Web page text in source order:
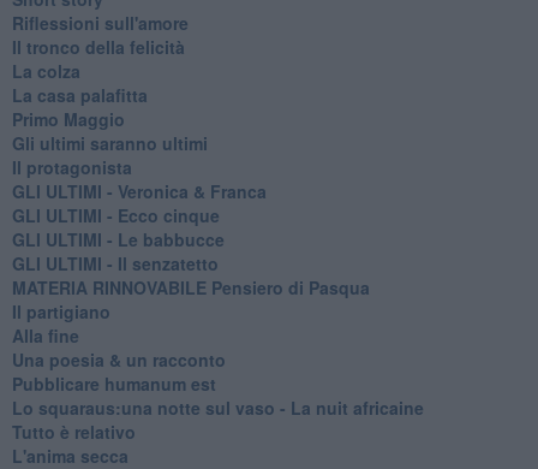
Riflessioni sull'amore
Il tronco della felicità
La colza
La casa palafitta
Primo Maggio
Gli ultimi saranno ultimi
Il protagonista
GLI ULTIMI - Veronica & Franca
GLI ULTIMI - Ecco cinque
GLI ULTIMI - Le babbucce
GLI ULTIMI - Il senzatetto
MATERIA RINNOVABILE Pensiero di Pasqua
Il partigiano
Alla fine
Una poesia & un racconto
Pubblicare humanum est
Lo squaraus:una notte sul vaso - La nuit africaine
Tutto è relativo
L'anima secca